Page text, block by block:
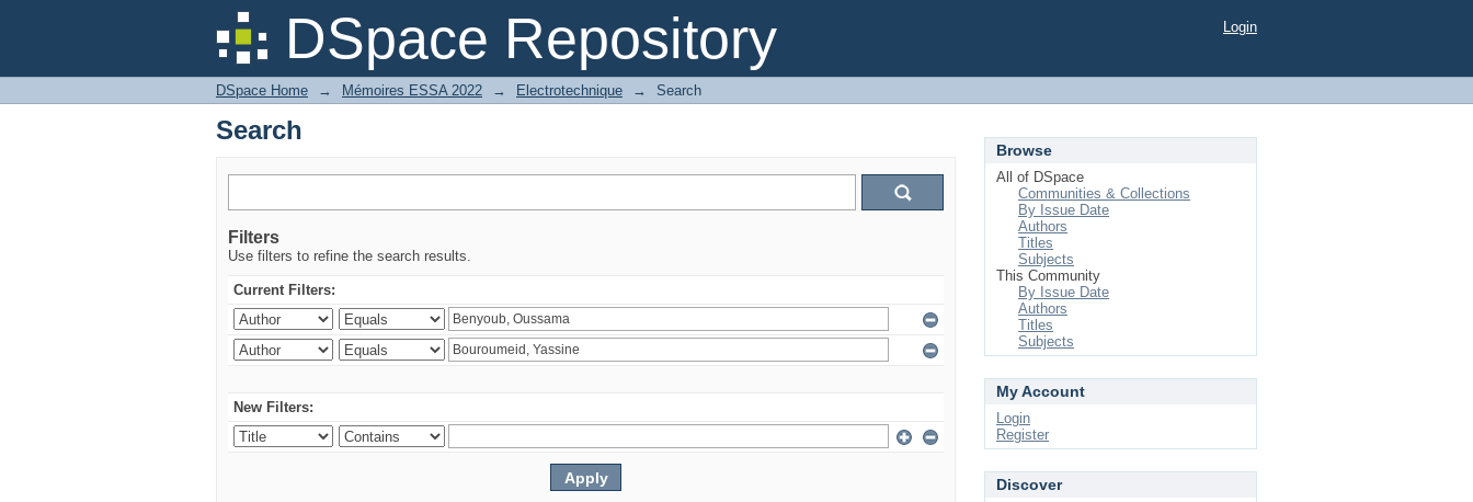
DSpace Repository
Search Login
DSpace Home → Mémoires ESSA 2022 → Electrotechnique → Search
Search
Filters
Use filters to refine the search results.
Current Filters:
New Filters:
Browse
All of DSpace
Communities & Collections
By Issue Date
Authors
Titles
Subjects
This Community
By Issue Date
Authors
Titles
Subjects
My Account
Login
Register
Discover